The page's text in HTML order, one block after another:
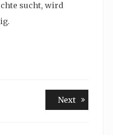
sucht, wird
NextNext